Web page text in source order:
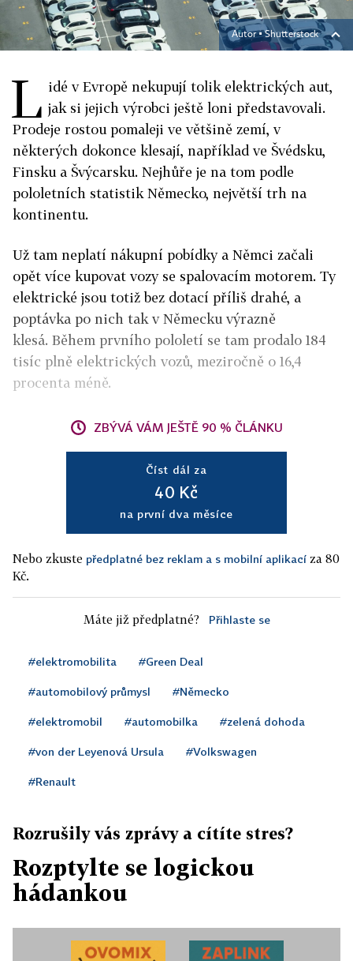
Autor ▪Shutterstock
L idé v Evropě nekupují tolik elektrických aut,
jak si jejich výrobci ještě loni představovali.
Prodeje rostou pomaleji ve většině zemí, v
některých dokonce klesají, například ve Švédsku,
Finsku a Švýcarsku. Nejhůře je na tom podle
pololetních statistik Německo, největší trh na
kontinentu.
Už tam neplatí nákupní pobídky a Němci začali
opět více kupovat vozy se spalovacím motorem. Ty
elektrické jsou totiž bez dotací příliš drahé, a
poptávka po nich tak v Německu výrazně
klesá. Během prvního pololetí se tam prodalo 184
tisíc plně elektrických vozů, meziročně o 16,4
procenta méně.
ZBÝVÁ VÁM JEŠTĚ 90 % ČLÁNKU
Číst dál za
40 Kč
na první dva měsíce
Nebo zkuste předplatné bez reklam a s mobilní aplikací za 80
Kč.
Máte již předplatné? Přihlaste se
#elektromobilita #Green Deal
#automobilový průmysl #Německo
#elektromobil #automobilka #zelená dohoda
#von der Leyenová Ursula #Volkswagen
#Renault
Rozrušily vás zprávy a cítíte stres?
Rozptylte se logickou
hádankou